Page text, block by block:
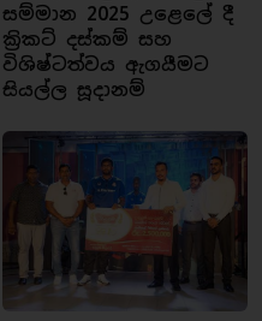
සම්මාන 2025 උළෙලේ දී
ක්‍රිකට් දස්කම් සහ
විශිෂ්ටත්වය ඇගයීමට
සියල්ල සූදානම්